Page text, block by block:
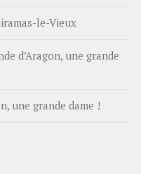
le-Vieux
d’Aragon, une grande
une grande dame !